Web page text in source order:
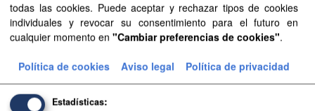
Centros educativos y áreas de influencia de educación
infantil, primaria y secundaria de Canarias.
todas las cookies. Puede aceptar y rechazar tipos de cookies
individuales y revocar su consentimiento para el futuro en
cualquier momento en "Cambiar preferencias de cookies".
Política de cookies Aviso legal Política de privacidad
Estadísticas